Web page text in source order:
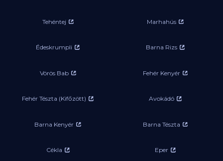
Tehéntej Marhahús
Édeskrumpli Barna Rizs
Vörös Bab Fehér Kenyér
Fehér Tészta (Kifőzött) Avokádó
Barna Kenyér Barna Tészta
Cékla Eper